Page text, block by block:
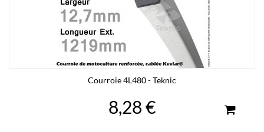
Courroie 4L480 - Teknic
8,28 €